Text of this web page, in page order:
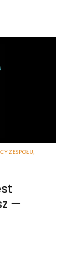
ZESPOŁU
—